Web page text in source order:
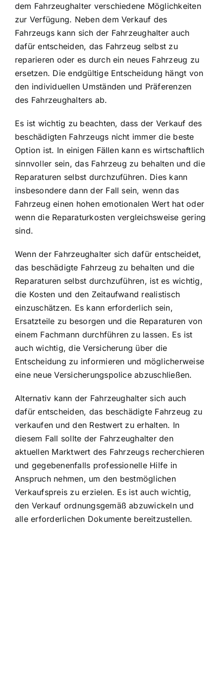
dem Fahrzeughalter verschiedene Möglichkeiten
zur Verfügung. Neben dem Verkauf des
Fahrzeugs kann sich der Fahrzeughalter auch
dafür entscheiden, das Fahrzeug selbst zu
reparieren oder es durch ein neues Fahrzeug zu
ersetzen. Die endgültige Entscheidung hängt von
den individuellen Umständen und Präferenzen
des Fahrzeughalters ab.
Es ist wichtig zu beachten, dass der Verkauf des
beschädigten Fahrzeugs nicht immer die beste
Option ist. In einigen Fällen kann es wirtschaftlich
sinnvoller sein, das Fahrzeug zu behalten und die
Reparaturen selbst durchzuführen. Dies kann
insbesondere dann der Fall sein, wenn das
Fahrzeug einen hohen emotionalen Wert hat oder
wenn die Reparaturkosten vergleichsweise gering
sind.
Wenn der Fahrzeughalter sich dafür entscheidet,
das beschädigte Fahrzeug zu behalten und die
Reparaturen selbst durchzuführen, ist es wichtig,
die Kosten und den Zeitaufwand realistisch
einzuschätzen. Es kann erforderlich sein,
Ersatzteile zu besorgen und die Reparaturen von
einem Fachmann durchführen zu lassen. Es ist
auch wichtig, die Versicherung über die
Entscheidung zu informieren und möglicherweise
eine neue Versicherungspolice abzuschließen.
Alternativ kann der Fahrzeughalter sich auch
dafür entscheiden, das beschädigte Fahrzeug zu
verkaufen und den Restwert zu erhalten. In
diesem Fall sollte der Fahrzeughalter den
aktuellen Marktwert des Fahrzeugs recherchieren
und gegebenenfalls professionelle Hilfe in
Anspruch nehmen, um den bestmöglichen
Verkaufspreis zu erzielen. Es ist auch wichtig,
den Verkauf ordnungsgemäß abzuwickeln und
alle erforderlichen Dokumente bereitzustellen.